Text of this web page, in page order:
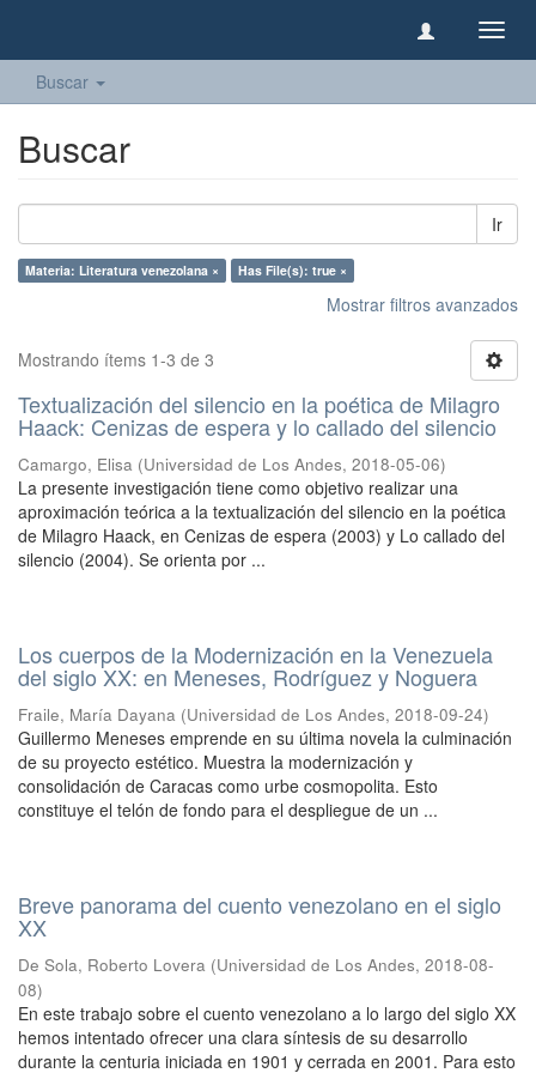
Buscar
Buscar
Ir
Materia: Literatura venezolana × Has File(s): true ×
Mostrar filtros avanzados
Mostrando ítems 1-3 de 3
Textualización del silencio en la poética de Milagro
Haack: Cenizas de espera y lo callado del silencio
Camargo, Elisa (Universidad de Los Andes, 2018-05-06)
La presente investigación tiene como objetivo realizar una
aproximación teórica a la textualización del silencio en la poética
de Milagro Haack, en Cenizas de espera (2003) y Lo callado del
silencio (2004). Se orienta por ...
Los cuerpos de la Modernización en la Venezuela
del siglo XX: en Meneses, Rodríguez y Noguera
Fraile, María Dayana (Universidad de Los Andes, 2018-09-24)
Guillermo Meneses emprende en su última novela la culminación
de su proyecto estético. Muestra la modernización y
consolidación de Caracas como urbe cosmopolita. Esto
constituye el telón de fondo para el despliegue de un ...
Breve panorama del cuento venezolano en el siglo
XX
De Sola, Roberto Lovera (Universidad de Los Andes, 2018-08-
08)
En este trabajo sobre el cuento venezolano a lo largo del siglo XX
hemos intentado ofrecer una clara síntesis de su desarrollo
durante la centuria iniciada en 1901 y cerrada en 2001. Para esto